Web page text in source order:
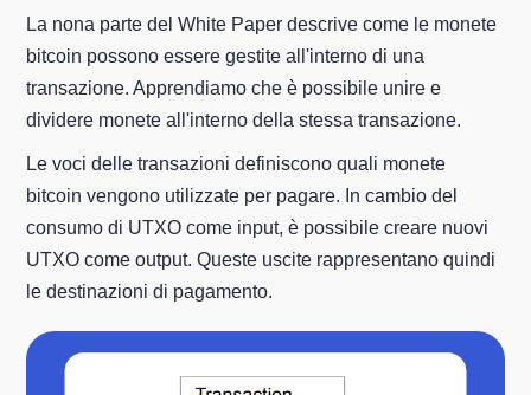
La nona parte del White Paper descrive come le monete
bitcoin possono essere gestite all'interno di una
transazione. Apprendiamo che è possibile unire e
dividere monete all'interno della stessa transazione.
Le voci delle transazioni definiscono quali monete
bitcoin vengono utilizzate per pagare. In cambio del
consumo di UTXO come input, è possibile creare nuovi
UTXO come output. Queste uscite rappresentano quindi
le destinazioni di pagamento.